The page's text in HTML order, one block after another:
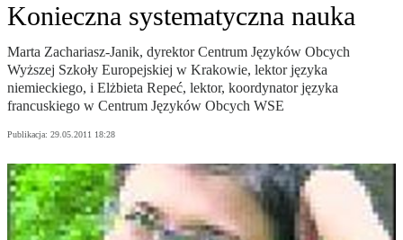
Konieczna systematyczna nauka
Marta Zachariasz-Janik, dyrektor Centrum Języków Obcych
Wyższej Szkoły Europejskiej w Krakowie, lektor języka
niemieckiego, i Elżbieta Repeć, lektor, koordynator języka
francuskiego w Centrum Języków Obcych WSE
Publikacja: 29.05.2011 18:28